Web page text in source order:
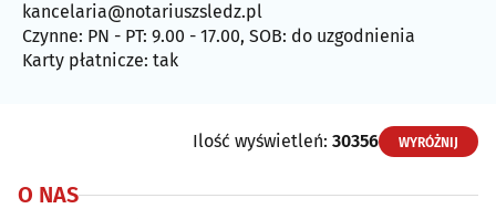
kancelaria@notariuszsledz.pl
Czynne: PN - PT: 9.00 - 17.00, SOB: do uzgodnienia
Karty płatnicze: tak
Ilość wyświetleń: 30356 WYRÓŻNIJ
O NAS